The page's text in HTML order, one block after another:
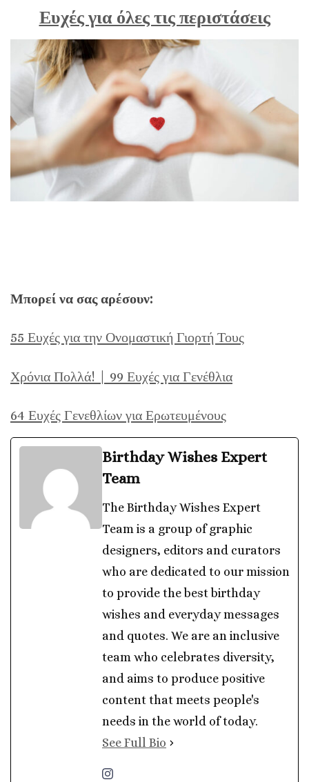
Ευχές για όλες τις περιστάσεις
Μπορεί να σας αρέσουν:
55 Ευχές για την Ονομαστική Γιορτή Τους
Χρόνια Πολλά! | 99 Ευχές για Γενέθλια
64 Ευχές Γενεθλίων για Ερωτευμένους
Birthday Wishes Expert
Team
The Birthday Wishes Expert
Team is a group of graphic
designers, editors and curators
who are dedicated to our mission
to provide the best birthday
wishes and everyday messages
and quotes. We are an inclusive
team who celebrates diversity,
and aims to produce positive
content that meets people's
needs in the world of today.
See Full Bio